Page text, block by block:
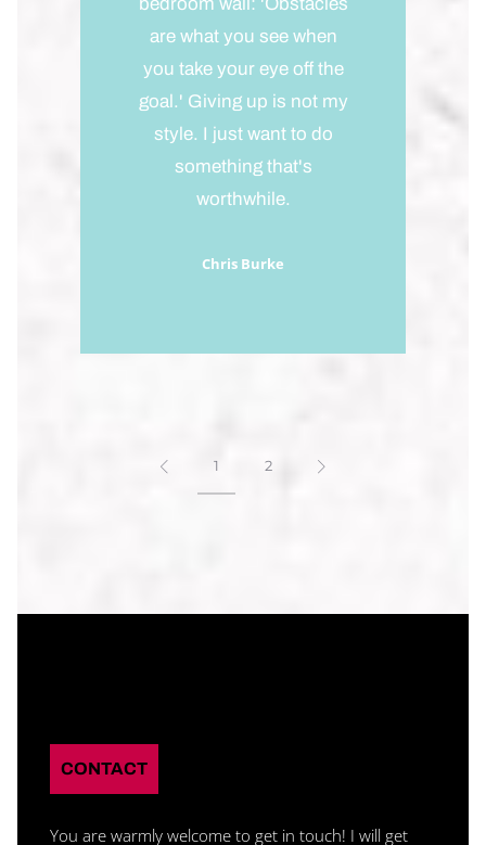
bedroom wall: 'Obstacles
are what you see when
you take your eye off the
goal.' Giving up is not my
style. I just want to do
something that's
worthwhile.
Chris Burke
1 2
CONTACT
You are warmly welcome to get in touch! I will get